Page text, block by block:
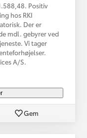
Positiv
hos RKI
Der er
mdl. gebyrer ved
Vi tager
A/S.
Gem